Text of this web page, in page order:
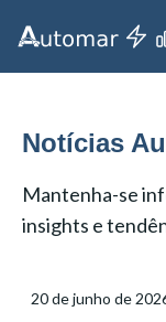
Notícias
Mantenha-se
insights e
20 de junho de